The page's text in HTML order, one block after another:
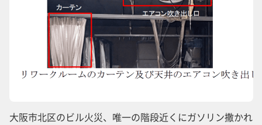
大阪市北区のビル火災、唯一の階段近くにガソリン撒かれ